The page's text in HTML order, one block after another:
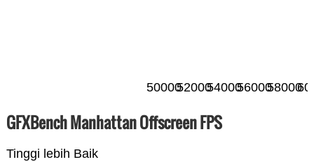
5000052000540005600058000
GFXBench Manhattan Offscreen FPS
Tinggi lebih Baik